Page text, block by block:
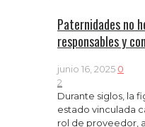
Paternidades no
responsables y
junio 16, 2025 0
2
Durante siglos, la
estado vinculada
rol de proveedor,